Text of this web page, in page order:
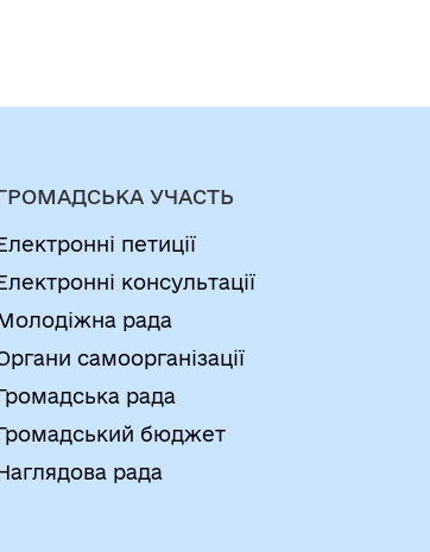
УЧАСТЬ
петиції
консультації
рада
самоорганізації
рада
бюджет
рада